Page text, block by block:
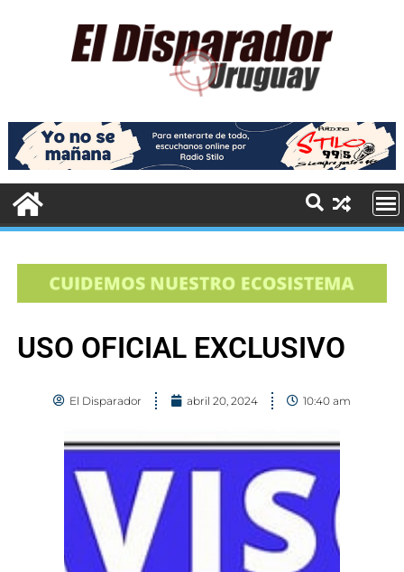
USO OFICIAL EXCLUSIVO
El Disparador abril 20, 2024 10:40 am